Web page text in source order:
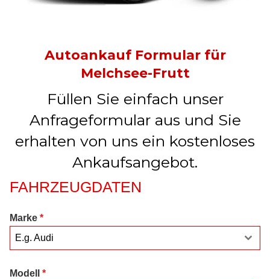
Autoankauf Formular für
Melchsee-Frutt
Füllen Sie einfach unser
Anfrageformular aus und Sie
erhalten von uns ein kostenloses
Ankaufsangebot.
FAHRZEUGDATEN
Marke *
E.g. Audi
Modell *